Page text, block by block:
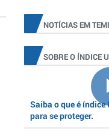
NOTÍCIAS EM
SOBRE O ÍNDICE
Saiba o que é
para se proteger.